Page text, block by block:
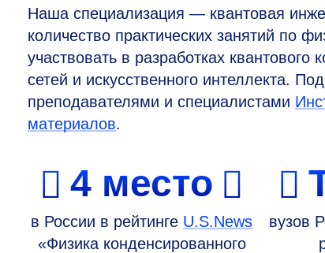
Наша специализация — квантовая
количество практических занятий по
участвовать в разработках
сетей и искусственного интеллекта.
преподавателями и специалистами
материалов.
4 место
в России в рейтинге U.S.News
«Физика конденсированного
вузов